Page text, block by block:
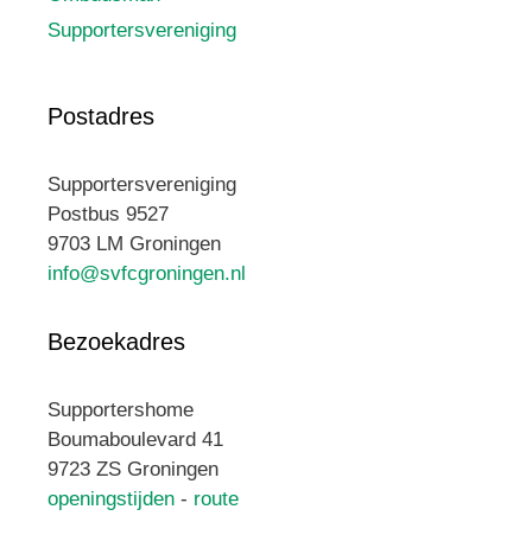
Supportersvereniging
Postadres
Supportersvereniging
Postbus 9527
9703 LM Groningen
info@svfcgroningen.nl
Bezoekadres
Supportershome
Boumaboulevard 41
9723 ZS Groningen
openingstijden - route